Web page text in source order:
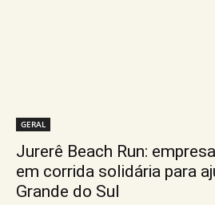
GERAL
Jurerê Beach Run:
em corrida solidária para
Grande do Sul